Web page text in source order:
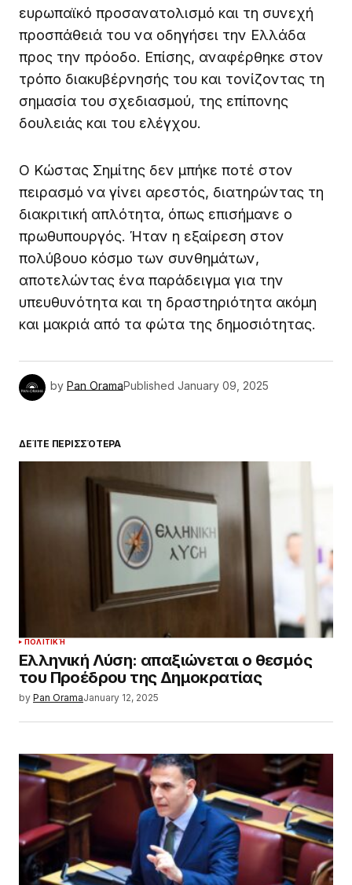
ευρωπαϊκό προσανατολισμό και τη συνεχή
προσπάθειά του να οδηγήσει την Ελλάδα
προς την πρόοδο. Επίσης, αναφέρθηκε στον
τρόπο διακυβέρνησής του και τονίζοντας τη
σημασία του σχεδιασμού, της επίπονης
δουλειάς και του ελέγχου.
Ο Κώστας Σημίτης δεν μπήκε ποτέ στον
πειρασμό να γίνει αρεστός, διατηρώντας τη
διακριτική απλότητα, όπως επισήμανε ο
πρωθυπουργός. Ήταν η εξαίρεση στον
πολύβουο κόσμο των συνθημάτων,
αποτελώντας ένα παράδειγμα για την
υπευθυνότητα και τη δραστηριότητα ακόμη
και μακριά από τα φώτα της δημοσιότητας.
by Pan OramaPublished January 09, 2025
ΔΕΊΤΕ ΠΕΡΙΣΣΌΤΕΡΑ
ΠΟΛΙΤΙΚΉ
Ελληνική Λύση: απαξιώνεται ο θεσμός
του Προέδρου της Δημοκρατίας
by Pan OramaJanuary 12, 2025